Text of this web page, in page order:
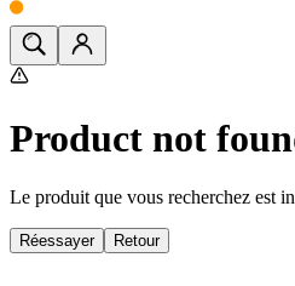
Product not
Le produit que vous recherchez est
Réessayer Retour